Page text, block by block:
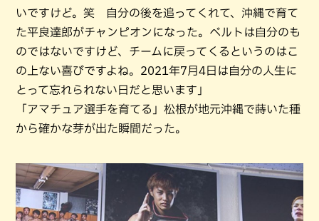
いですけど。笑 自分の後を追ってくれて、沖縄で育て
た平良達郎がチャンピオンになった。ベルトは自分のも
のではないですけど、チームに戻ってくるというのはこ
の上ない喜びですよね。2021年7月4日は自分の人生に
とって忘れられない日だと思います」
「アマチュア選手を育てる」松根が地元沖縄で蒔いた種
から確かな芽が出た瞬間だった。